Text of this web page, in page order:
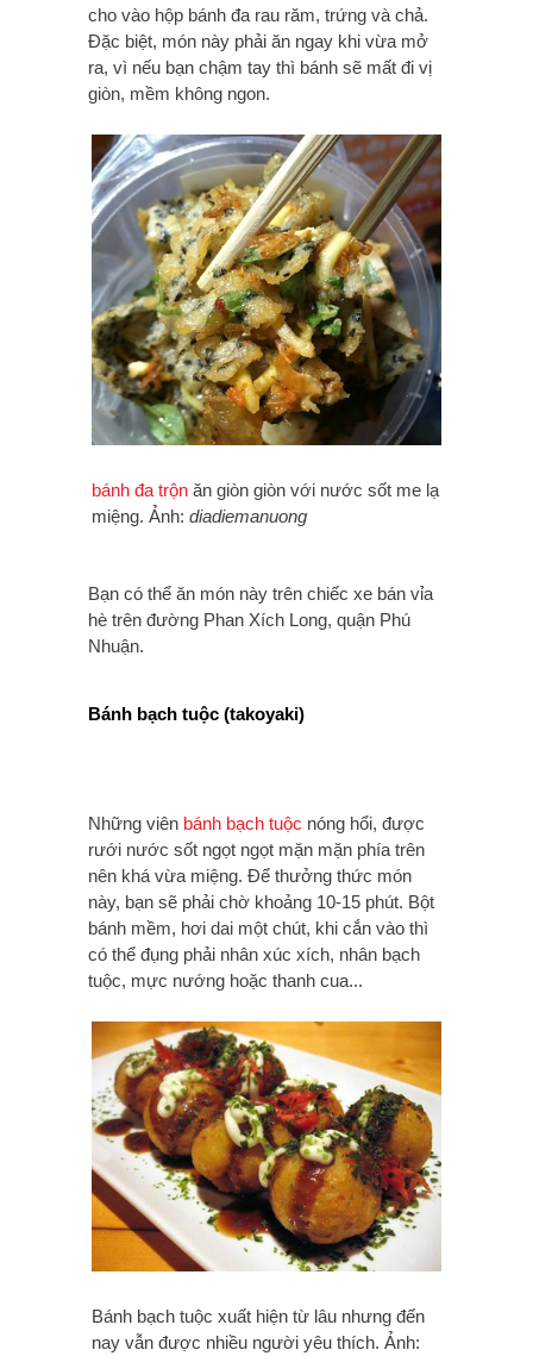
cho vào hộp bánh đa rau răm, trứng và chả.
Đặc biệt, món này phải ăn ngay khi vừa mở
ra, vì nếu bạn chậm tay thì bánh sẽ mất đi vị
giòn, mềm không ngon.
bánh đa trộn ăn giòn giòn với nước sốt me lạ
miệng. Ảnh: diadiemanuong
Bạn có thể ăn món này trên chiếc xe bán vỉa
hè trên đường Phan Xích Long, quận Phú
Nhuận.
Bánh bạch tuộc (takoyaki)
Những viên bánh bạch tuộc nóng hổi, được
rưới nước sốt ngọt ngọt mặn mặn phía trên
nên khá vừa miệng. Để thưởng thức món
này, bạn sẽ phải chờ khoảng 10-15 phút. Bột
bánh mềm, hơi dai một chút, khi cắn vào thì
có thể đụng phải nhân xúc xích, nhân bạch
tuộc, mực nướng hoặc thanh cua...
Bánh bạch tuộc xuất hiện từ lâu nhưng đến
nay vẫn được nhiều người yêu thích. Ảnh: